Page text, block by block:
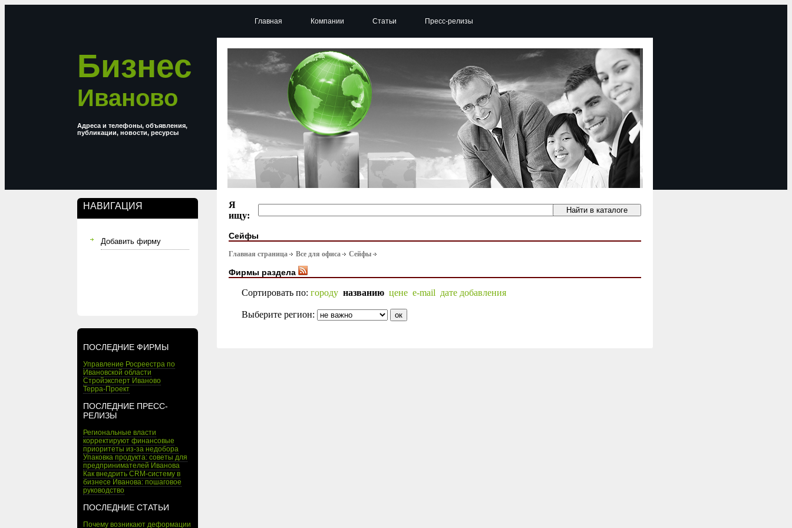
Бизнес
Иваново
Адреса и телефоны, объявления,
публикации, новости, ресурсы
НАВИГАЦИЯ
Добавить фирму
ПОСЛЕДНИЕ ФИРМЫ
Управление Росреестра по
Ивановской области
Стройэксперт Иваново
Терра-Проект
ПОСЛЕДНИЕ ПРЕСС-
РЕЛИЗЫ
Региональные власти
корректируют финансовые
приоритеты из-за недобора
Упаковка продукта: советы для
предпринимателей Иванова
Как внедрить CRM-систему в
бизнесе Иванова: пошаговое
руководство
ПОСЛЕДНИЕ СТАТЬИ
Почему возникают деформации
Главная Компании Статьи Пресс-релизы
Я
ищу:
Сейфы
Главная страница Все для офиса Сейфы
Фирмы раздела
Сортировать по: городу названию цене e-mail дате добавления
Выберите регион: